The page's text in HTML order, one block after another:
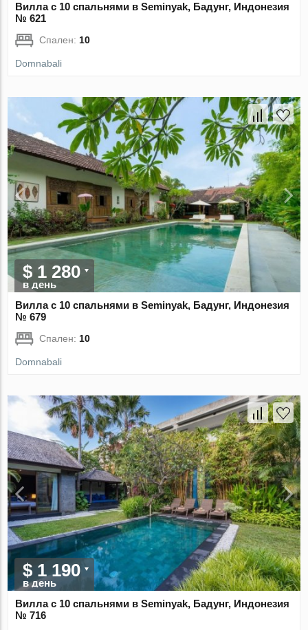
Вилла с 10 спальнями в Seminyak, Бадунг, Индонезия
№ 621
Спален:10
Domnabali
$ 1 280
в день
Вилла с 10 спальнями в Seminyak, Бадунг, Индонезия
№ 679
Спален: 10
Domnabali
$ 1 190
в день
Вилла с 10 спальнями в Seminyak, Бадунг, Индонезия
№ 716